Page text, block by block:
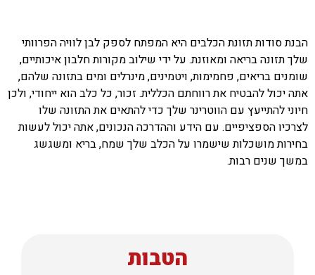
הבנת סודות תזונת הכלבים היא המפתח לספק לבן לוויה הפרוותי
שלך תזונה בריאה ומאוזנת. על ידי שילוב מקורות חלבון איכותיים,
שומנים בריאים, פחמימות, ויטמינים, מינרלים ומים בתזונה שלהם,
אתה יכול להבטיח את רווחתם הכללית. זכור, כל כלב הוא ייחודי, ולכן
חיוני להתייעץ עם הווטרינר שלך כדי להתאים את התזונה שלו
לצרכיו הספציפיים. עם הידע וההדרכה הנכונים, אתה יכול לעשות
בחירות מושכלות שישמרו על הכלב שלך שמח, בריא ומשגשג
במשך שנים רבות.
הטבות